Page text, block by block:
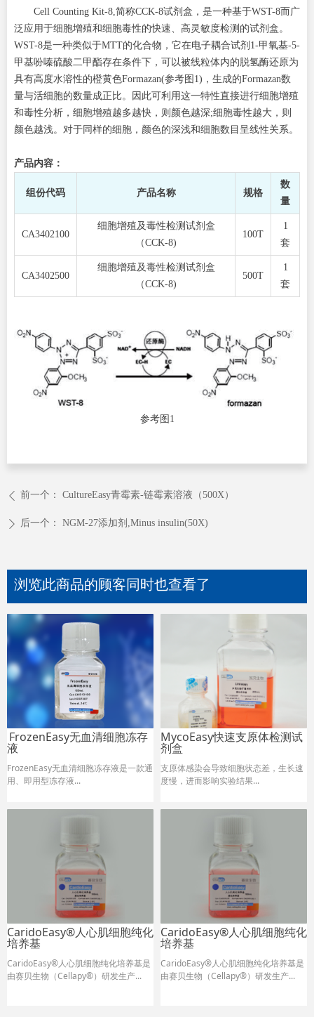
Cell Counting Kit-8,简称CCK-8试剂盒，是一种基于WST-8而广
泛应用于细胞增殖和细胞毒性的快速、高灵敏度检测的试剂盒。
WST-8是一种类似于MTT的化合物，它在电子耦合试剂1-甲氧基-5-
甲基吩嗪硫酸二甲酯存在条件下，可以被线粒体内的脱氢酶还原为
具有高度水溶性的橙黄色Formazan(参考图1)，生成的Formazan数
量与活细胞的数量成正比。因此可利用这一特性直接进行细胞增殖
和毒性分析，细胞增殖越多越快，则颜色越深;细胞毒性越大，则
颜色越浅。对于同样的细胞，颜色的深浅和细胞数目呈线性关系。
产品内容：
组份代码 产品名称 规格
数
量
CA3402100
细胞增殖及毒性检测试剂盒
（CCK-8)
100T
1
套
CA3402500
细胞增殖及毒性检测试剂盒
（CCK-8)
500T
1
套
参考图1
ꄴ 前一个： CultureEasy青霉素-链霉素溶液（500X）
ꄲ 后一个： NGM-27添加剂,Minus insulin(50X)
浏览此商品的顾客同时也查看了
FrozenEasy无血清细胞冻存
液
FrozenEasy无血清细胞冻存液是一款通
用、即用型冻存液...
MycoEasy快速支原体检测试
剂盒
支原体感染会导致细胞状态差，生长速
度慢，进而影响实验结果...
CaridoEasy®人心肌细胞纯化
培养基
CaridoEasy®人心肌细胞纯化培养基是
由赛贝生物（Cellapy®）研发生产...
CaridoEasy®人心肌细胞纯化
培养基
CaridoEasy®人心肌细胞纯化培养基是
由赛贝生物（Cellapy®）研发生产...